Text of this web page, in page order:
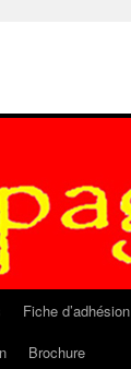
Fiche d’adhésion
Brochure